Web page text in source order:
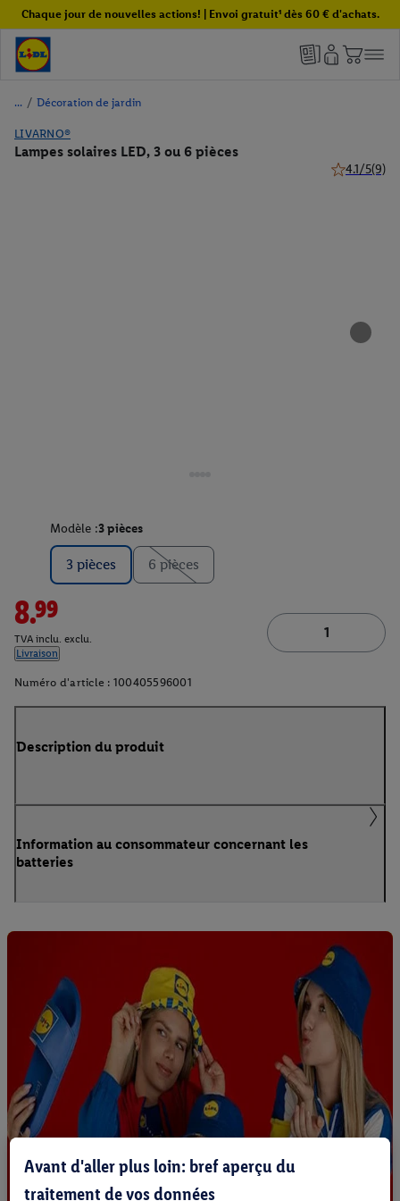
Chaque jour de nouvelles actions! | Envoi gratuit¹ dès 60 € d'achats.
/ Décoration de jardin
LIVARNO®
Lampes solaires LED, 3 ou 6 pièces
4.1/5(9)
Modèle :3 pièces
3 pièces 6 pièces
8.99
TVA inclu. exclu.
Livraison
Numéro d'article : 100405596001
Description du produit
Information au consommateur concernant les
batteries
Avant d'aller plus loin: bref aperçu du
traitement de vos données